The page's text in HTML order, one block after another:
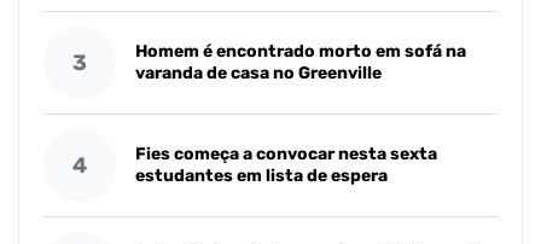
3
Homem é encontrado morto em sofá na
varanda de casa no Greenville
4
Fies começa a convocar nesta sexta
estudantes em lista de espera